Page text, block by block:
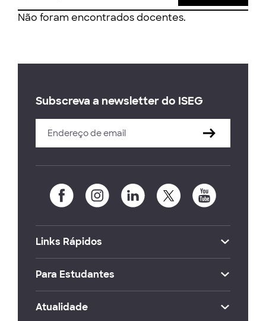
Não foram encontrados docentes.
Subscreva a newsletter do ISEG
Links Rápidos
Para Estudantes
Atualidade